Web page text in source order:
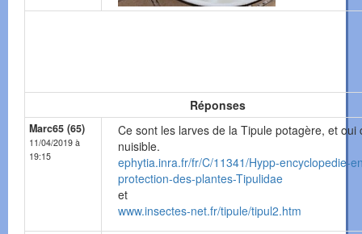
Réponses
Marc65 (65)
11/04/2019 à
19:15
Ce sont les larves de la Tipule potagère, et oui
nuisible.
ephytia.inra.fr/fr/C/11341/Hypp-encyclopedie-
protection-des-plantes-Tipulidae
et
www.insectes-net.fr/tipule/tipul2.htm